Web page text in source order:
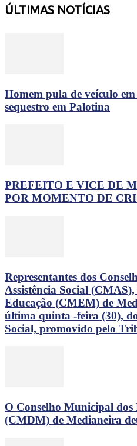
ÚLTIMAS NOTÍCIAS
Homem pula de veículo
sequestro em Palotina
PREFEITO E VICE DE
POR MOMENTO DE
Representantes dos
Assistência Social
Educação (CMEM) de
última quinta -feira (30),
Social, promovido pelo
O Conselho Municipal
(CMDM) de Medianeira